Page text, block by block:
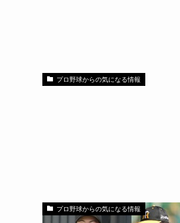
プロ野球からの気になる情報
プロ野球からの気になる情報